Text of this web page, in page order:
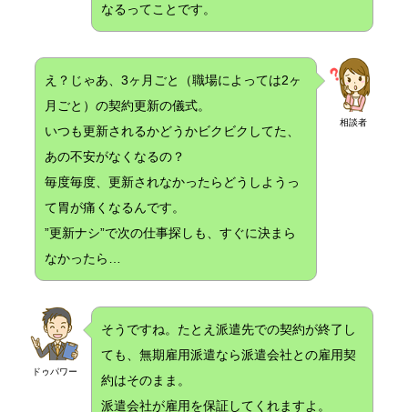
なるってことです。
相談者
え？じゃあ、3ヶ月ごと（職場によっては2ヶ
月ごと）の契約更新の儀式。
いつも更新されるかどうかビクビクしてた、
あの不安がなくなるの？
毎度毎度、更新されなかったらどうしようっ
て胃が痛くなるんです。
”更新ナシ”で次の仕事探しも、すぐに決まら
なかったら…
ドゥパワー
そうですね。たとえ派遣先での契約が終了し
ても、無期雇用派遣なら派遣会社との雇用契
約はそのまま。
派遣会社が雇用を保証してくれますよ。